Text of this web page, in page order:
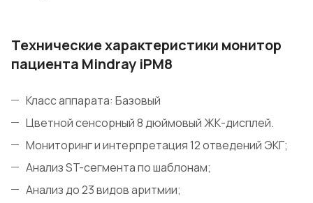
Технические характеристики монитор
пациента Mindray iPM8
Класс аппарата: Базовый
Цветной сенсорный 8 дюймовый ЖК-дисплей.
Мониторинг и интерпретация 12 отведений ЭКГ;
Анализ ST-сегмента по шаблонам;
Анализ до 23 видов аритмии;